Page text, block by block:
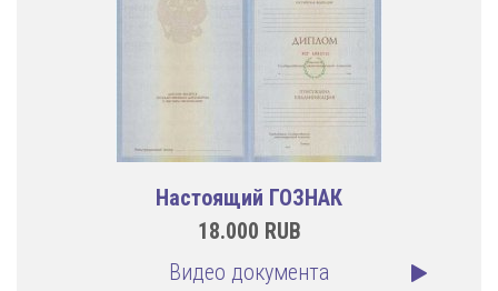
Настоящий ГОЗНАК
18.000 RUB
Видео документа